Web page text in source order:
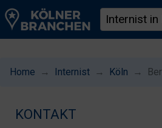
Home Internist Köln
KONTAKT